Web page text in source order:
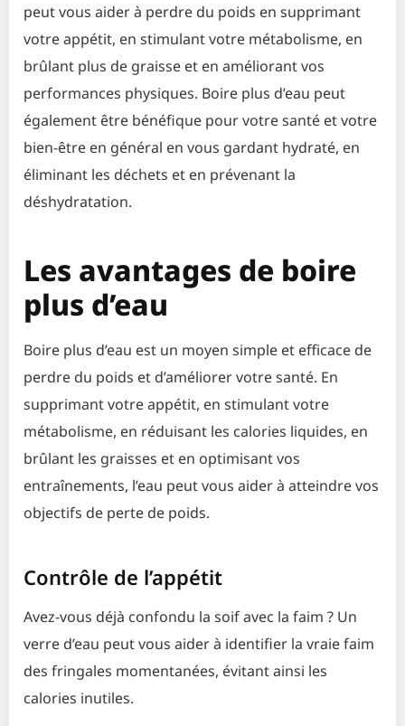
peut vous aider à perdre du poids en supprimant
votre appétit, en stimulant votre métabolisme, en
brûlant plus de graisse et en améliorant vos
performances physiques. Boire plus d’eau peut
également être bénéfique pour votre santé et votre
bien-être en général en vous gardant hydraté, en
éliminant les déchets et en prévenant la
déshydratation.
Les avantages de boire
plus d’eau
Boire plus d’eau est un moyen simple et efficace de
perdre du poids et d’améliorer votre santé. En
supprimant votre appétit, en stimulant votre
métabolisme, en réduisant les calories liquides, en
brûlant les graisses et en optimisant vos
entraînements, l’eau peut vous aider à atteindre vos
objectifs de perte de poids.
Contrôle de l’appétit
Avez-vous déjà confondu la soif avec la faim ? Un
verre d’eau peut vous aider à identifier la vraie faim
des fringales momentanées, évitant ainsi les
calories inutiles.